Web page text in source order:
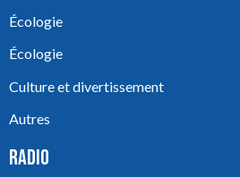
Écologie
Écologie
Culture et divertissement
Autres
RADIO